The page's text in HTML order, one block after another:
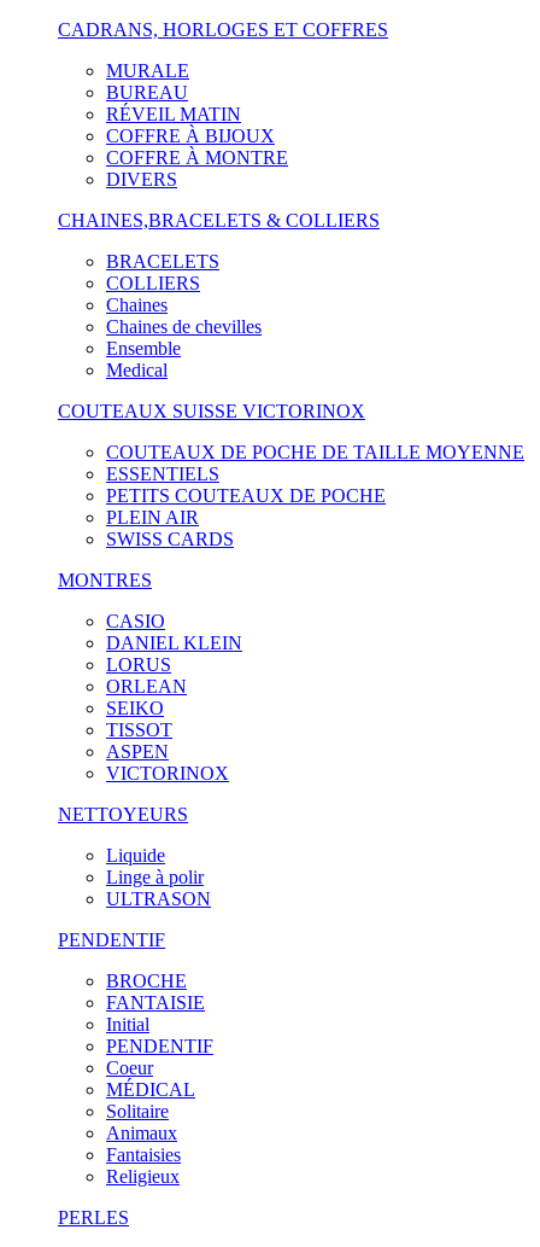
CADRANS, HORLOGES ET COFFRES
MURALE
BUREAU
RÉVEIL MATIN
COFFRE À BIJOUX
COFFRE À MONTRE
DIVERS
CHAINES,BRACELETS & COLLIERS
BRACELETS
COLLIERS
Chaines
Chaines de chevilles
Ensemble
Medical
COUTEAUX SUISSE VICTORINOX
COUTEAUX DE POCHE DE TAILLE MOYENNE
ESSENTIELS
PETITS COUTEAUX DE POCHE
PLEIN AIR
SWISS CARDS
MONTRES
CASIO
DANIEL KLEIN
LORUS
ORLEAN
SEIKO
TISSOT
ASPEN
VICTORINOX
NETTOYEURS
Liquide
Linge à polir
ULTRASON
PENDENTIF
BROCHE
FANTAISIE
Initial
PENDENTIF
Coeur
MÉDICAL
Solitaire
Animaux
Fantaisies
Religieux
PERLES